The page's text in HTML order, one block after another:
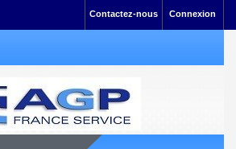
Connexion
Contactez-nous